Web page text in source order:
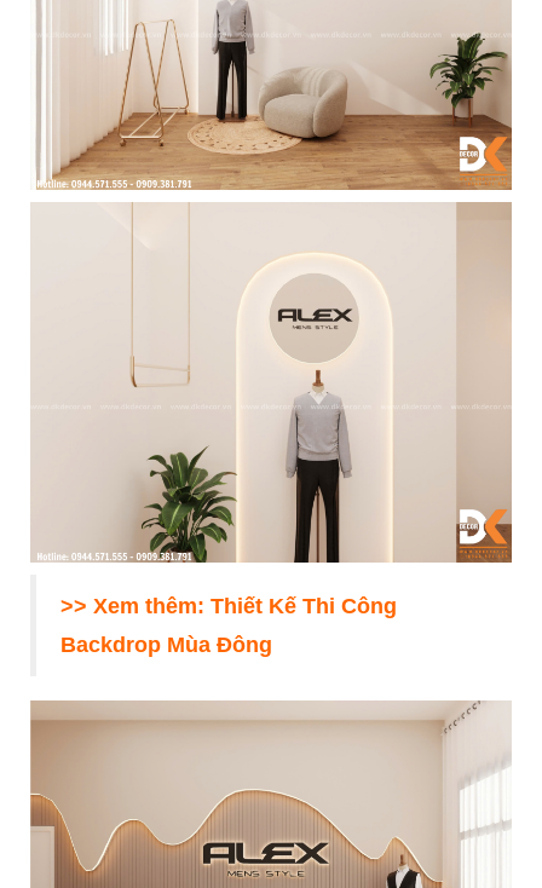
>> Xem thêm:Thiết Kế Thi Công
Backdrop Mùa Đông